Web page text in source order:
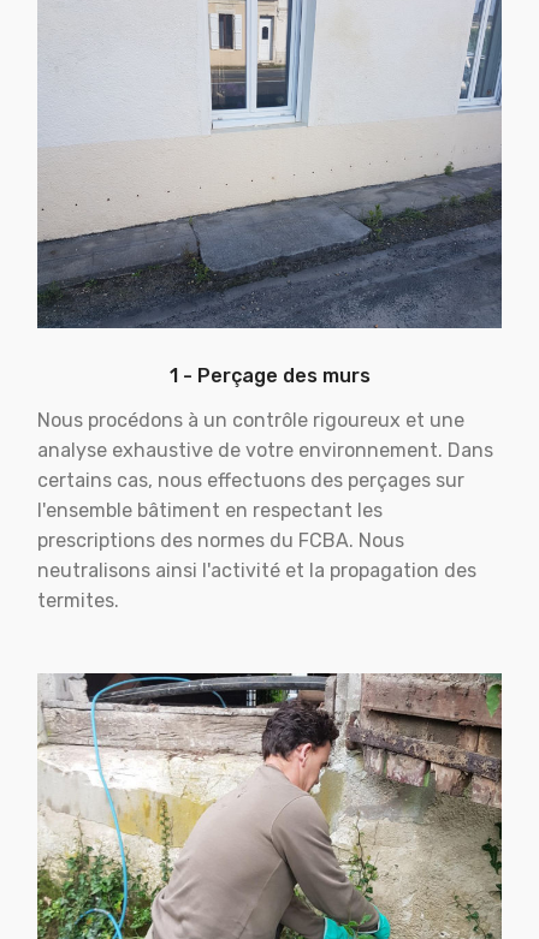
1 - Perçage des murs
Nous procédons à un contrôle rigoureux et une
analyse exhaustive de votre environnement. Dans
certains cas, nous effectuons des perçages sur
l'ensemble bâtiment en respectant les
prescriptions des normes du FCBA. Nous
neutralisons ainsi l'activité et la propagation des
termites.